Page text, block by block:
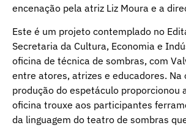
encenação pela atriz Liz Moura e a
Este é um projeto contemplado no
Secretaria da Cultura, Economia e
oficina de técnica de sombras, com
entre atores, atrizes e educadores.
produção do espetáculo proporcionou
oficina trouxe aos participantes
da linguagem do teatro de sombras